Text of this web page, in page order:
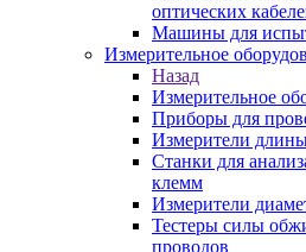
оптических
Машины для
Измерительное
Назад
Измерительное
Приборы для
Измерители
Станки для
клемм
Измерители
Тестеры силы
проводов